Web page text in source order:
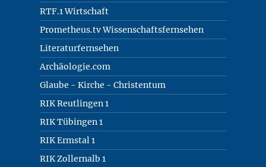
RTF.1 Wirtschaft
Prometheus.tv Wissenschaftsfernsehen
Literaturfernsehen
Archäologie.com
Glaube - Kirche - Christentum
RIK Reutlingen 1
RIK Tübingen 1
RIK Ermstal 1
RIK Zollernalb 1